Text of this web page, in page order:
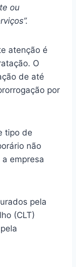
ou
atenção é
O
de até
por
tipo de
não
empresa
pela
(CLT)